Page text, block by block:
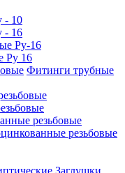
- 10
- 16
Ру-16
Ру 16
Фитинги трубные
резьбовые
резьбовые
Заглушки